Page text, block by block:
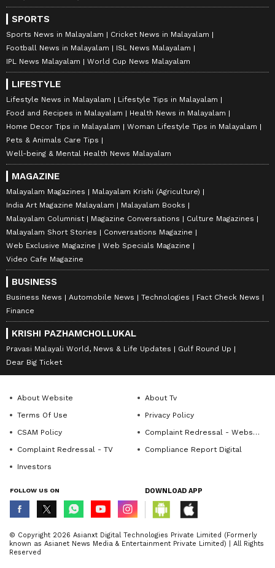
SPORTS
Sports News in Malayalam
Cricket News in Malayalam
Football News in Malayalam
ISL News Malayalam
IPL News Malayalam
World Cup News Malayalam
LIFESTYLE
Lifestyle News in Malayalam
Lifestyle Tips in Malayalam
Food and Recipes in Malayalam
Health News in Malayalam
Home Decor Tips in Malayalam
Woman Lifestyle Tips in Malayalam
Pets & Animals Care Tips
Well-being & Mental Health News Malayalam
MAGAZINE
Malayalam Magazines
Malayalam Krishi (Agriculture)
India Art Magazine Malayalam
Malayalam Books
Malayalam Columnist
Magazine Conversations
Culture Magazines
Malayalam Short Stories
Conversations Magazine
Web Exclusive Magazine
Web Specials Magazine
Video Cafe Magazine
BUSINESS
Business News Automobile News Technologies
Fact Check News
Finance
KRISHI PAZHAMCHOLLUKAL
Pravasi Malayali World, News & Life Updates
Gulf Round Up
Dear Big Ticket
About Website
About Tv
Terms Of Use
Privacy Policy
CSAM Policy
Complaint Redressal - Website
Complaint Redressal - TV
Compliance Report Digital
Investors
FOLLOW US ON DOWNLOAD APP
© Copyright 2026 Asianxt Digital Technologies Private Limited (Formerly
known as Asianet News Media & Entertainment Private Limited) | All Rights
Reserved